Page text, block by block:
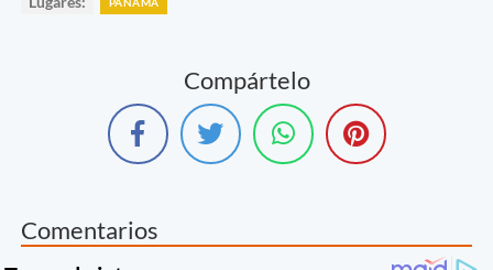
Compártelo
Comentarios